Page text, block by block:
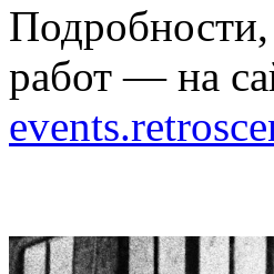
Подробности,
работ — на